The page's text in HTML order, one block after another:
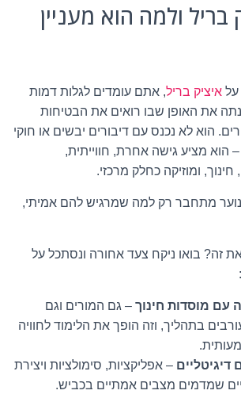
בריל ולמה הוא מעניין
איציק בריל, אתם עומדים לגלות דמות
את האופן שבו רואים את הבטיחות
הוא לא נכנס עם דיבורים יבשים או חוקי
מציע גישה אחרת, חווייתית,
ומוזיקה כחלק מרכזי.
מתחבר רק למה שמרגיש להם אמיתי,
זה? בואו ניקח צעד אחורה ונסתכל על
עם מוסדות חינוך – גם המורים וגם
בתהליך, וזה הופך את הלימוד לחוויה
דיגיטליים – אפליקציות, סימולציות ויצירת
שמדמים מצבים אמתיים בכביש.